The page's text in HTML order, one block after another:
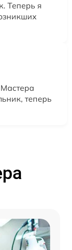
Теперь я
теперь